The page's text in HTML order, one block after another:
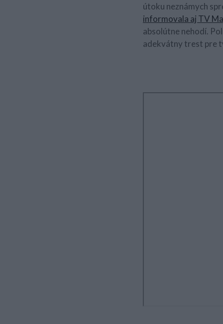
útoku neznámych
informovala aj TV
absolútne nehodí.
adekvátny trest pre